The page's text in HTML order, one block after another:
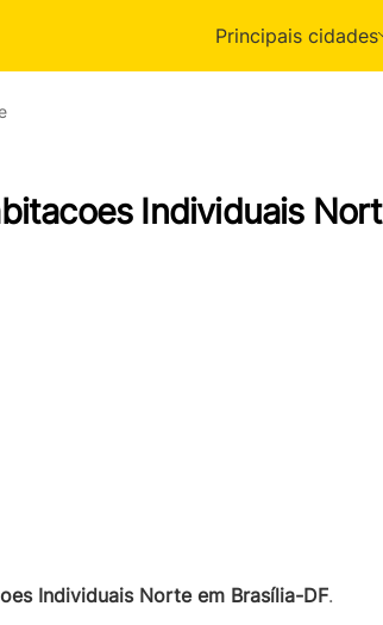
Principais cidades
Individuais
Individuais Norte em Brasília-DF.